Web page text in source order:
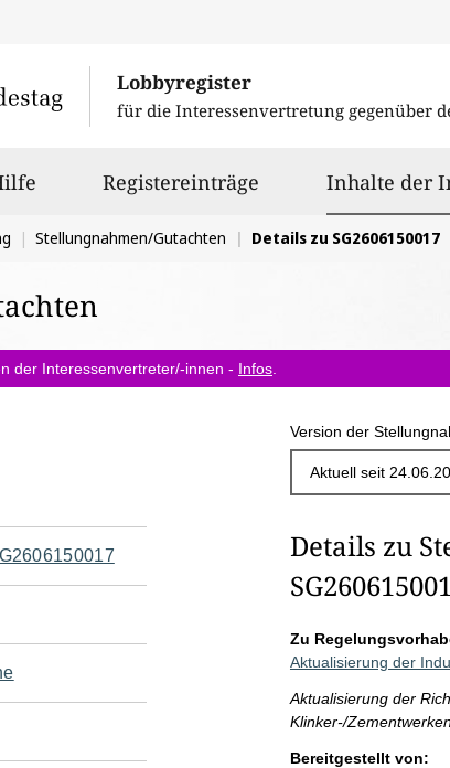
Lobbyregister
für die Interessenvertretung gegenüber
Registereinträge Inhalte der
Stellungnahmen/Gutachten Details zu SG2606150017
der Interessenvertreter/-innen - Infos
Version der
Details zu
Zu
Aktualisierung der
Aktualisierung der
Klinker-/
Bereitgestellt von: